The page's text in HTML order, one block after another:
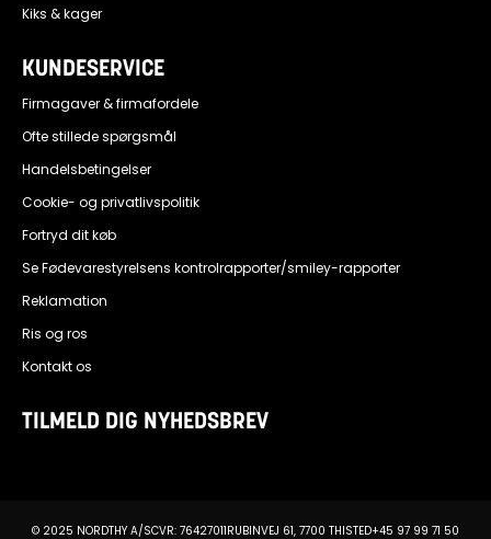
Kiks & kager
KUNDESERVICE
Firmagaver & firmafordele
Ofte stillede spørgsmål
Handelsbetingelser
Cookie- og privatlivspolitik
Fortryd dit køb
Se Fødevarestyrelsens kontrolrapporter/smiley-rapporter
Reklamation
Ris og ros
Kontakt os
TILMELD DIG NYHEDSBREV
© 2025 NORDTHY A/SCVR: 76427011RUBINVEJ 61, 7700 THISTED+45 97 99 71 50